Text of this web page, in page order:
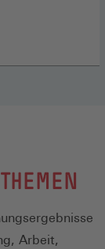
Arbeit,